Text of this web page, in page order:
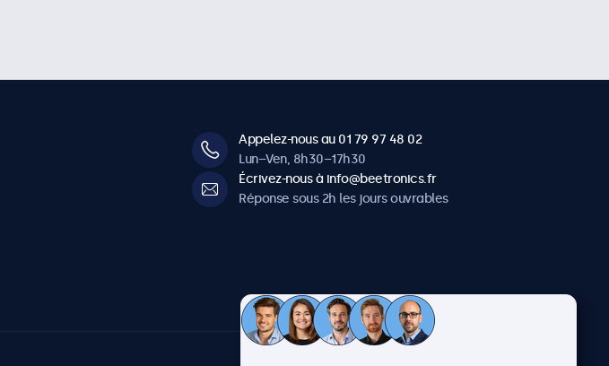
Appelez-nous au 01 79 97 48 02
Lun–Ven, 8h30–17h30
Écrivez-nous à info@beetronics.fr
Réponse sous 2h les jours ouvrables